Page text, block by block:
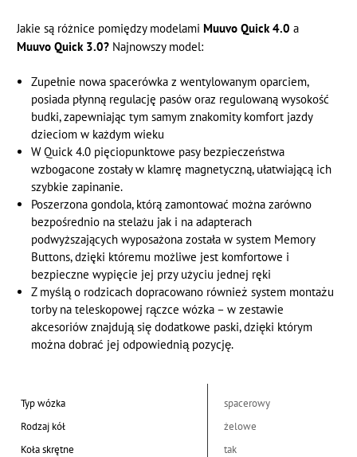
Jakie są różnice pomiędzy modelamiMuuvo Quick 4.0a
Muuvo Quick 3.0? Najnowszy model:
Zupełnie nowa spacerówka z wentylowanym oparciem,
posiada płynną regulację pasów oraz regulowaną wysokość
budki, zapewniając tym samym znakomity komfort jazdy
dzieciom w każdym wieku
W Quick 4.0 pięciopunktowe pasy bezpieczeństwa
wzbogacone zostały w klamrę magnetyczną, ułatwiającą ich
szybkie zapinanie.
Poszerzona gondola, którą zamontować można zarówno
bezpośrednio na stelażu jak i na adapterach
podwyższających wyposażona została w system Memory
Buttons, dzięki któremu możliwe jest komfortowe i
bezpieczne wypięcie jej przy użyciu jednej ręki
Z myślą o rodzicach dopracowano również system montażu
torby na teleskopowej rączce wózka – w zestawie
akcesoriów znajdują się dodatkowe paski, dzięki którym
można dobrać jej odpowiednią pozycję.
Typ wózka
spacerowy
Rodzaj kół
żelowe
Koła skrętne
tak